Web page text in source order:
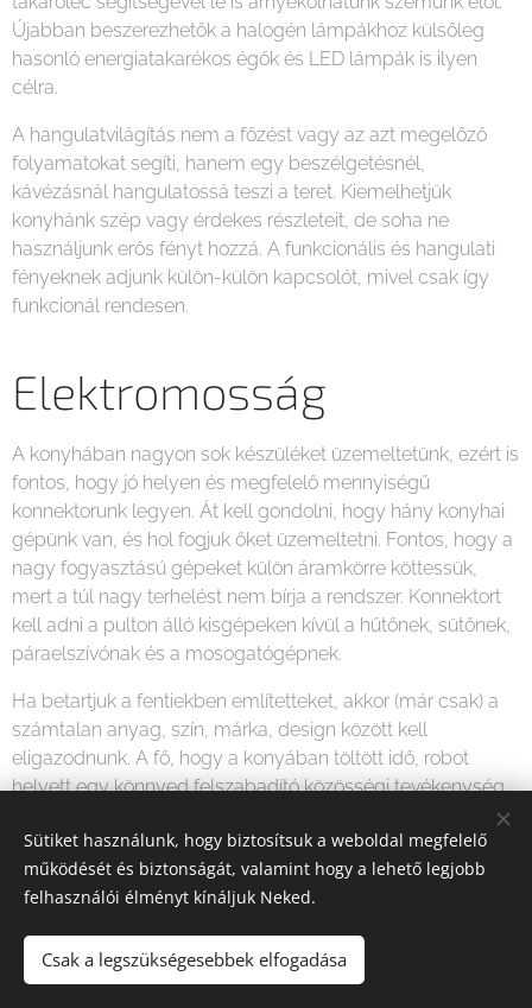
Újabban beszerezhetők a halogén lámpákhoz külsőleg
hasonló energiatakarékos égők és LED lámpák is ilyen
célra.
A hangulatvilágítás nem a főzést vagy az azt megelőző
folyamatokat segíti, hanem egy beszélgetésnél,
kávézásnál hangulatossá teszi a teret. Kiemelhetjük
konyhánk szép vagy érdekes részleteit, de soha ne
használjunk erős fényt hozzá. A funkcionális és hangulati
fényeknek adjunk külön-külön kapcsolót, mivel csak így
funkcionál rendesen.
Elektromosság
A konyhában nagyon sok készüléket üzemeltetünk, ezért is
fontos, hogy jó helyen és megfelelő mennyiségű
konnektorunk legyen. Át kell gondolni, hogy hány konyhai
gépünk van, és hol fogjuk őket üzemeltetni. Fontos, hogy a
nagy fogyasztású gépeket külön áramkörre köttessük,
mert a túl nagy terhelést nem bírja a rendszer. Konnektort
kell adni a pulton álló kisgépeken kívül a hűtőnek, sütőnek,
páraelszívónak és a mosogatógépnek.
Ha betartjuk a fentiekben említetteket, akkor (már csak) a
számtalan anyag, szín, márka, design között kell
eligazodnunk. A fő, hogy a konyában töltött idő, robot
helyett egy könnyed felszabadító közösségi tevékenység
Special Wood Design Kft.
Sütiket használunk, hogy biztosítsuk a weboldal megfelelő
működését és biztonságát, valamint hogy a lehető legjobb
felhasználói élményt kínáljuk Neked.
Csak a legszükségesebbek elfogadása